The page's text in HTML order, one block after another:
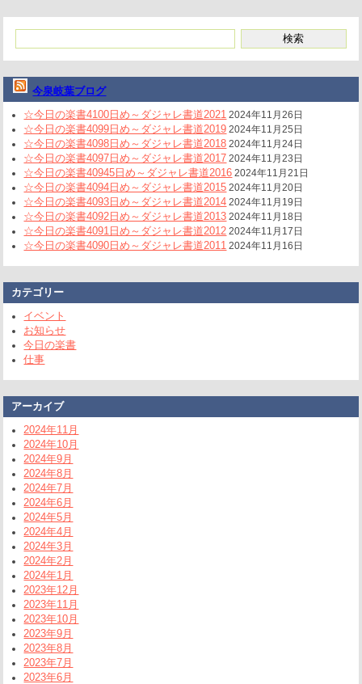
今泉岐葉ブログ
☆今日の楽書4100日め～ダジャレ書道2021 2024年11月26日
☆今日の楽書4099日め～ダジャレ書道2019 2024年11月25日
☆今日の楽書4098日め～ダジャレ書道2018 2024年11月24日
☆今日の楽書4097日め～ダジャレ書道2017 2024年11月23日
☆今日の楽書40945日め～ダジャレ書道2016 2024年11月21日
☆今日の楽書4094日め～ダジャレ書道2015 2024年11月20日
☆今日の楽書4093日め～ダジャレ書道2014 2024年11月19日
☆今日の楽書4092日め～ダジャレ書道2013 2024年11月18日
☆今日の楽書4091日め～ダジャレ書道2012 2024年11月17日
☆今日の楽書4090日め～ダジャレ書道2011 2024年11月16日
カテゴリー
イベント
お知らせ
今日の楽書
仕事
アーカイブ
2024年11月
2024年10月
2024年9月
2024年8月
2024年7月
2024年6月
2024年5月
2024年4月
2024年3月
2024年2月
2024年1月
2023年12月
2023年11月
2023年10月
2023年9月
2023年8月
2023年7月
2023年6月